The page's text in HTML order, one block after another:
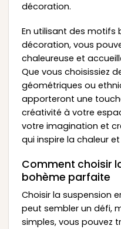
décoration.
En utilisant des motifs
décoration, vous
chaleureuse et
Que vous choisissiez
géométriques ou
apporteront une
créativité à votre
votre imagination et
qui inspire la chaleur
Comment choisir
bohème parfaite
Choisir la suspension
peut sembler un défi,
simples, vous pouvez